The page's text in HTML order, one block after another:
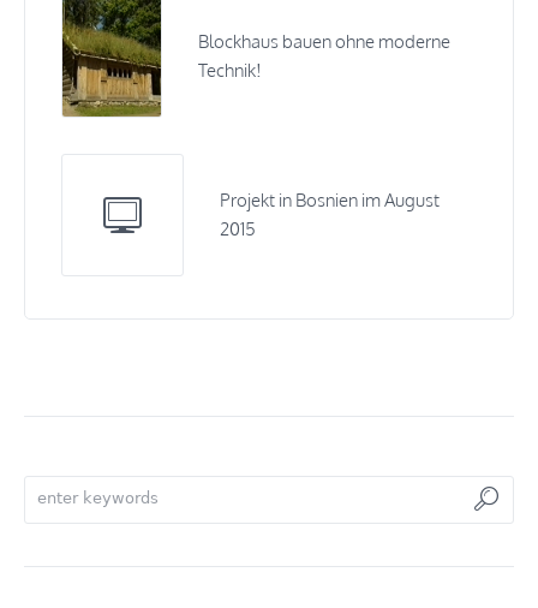
Blockhaus bauen ohne moderne
Technik!
Projekt in Bosnien im August
2015